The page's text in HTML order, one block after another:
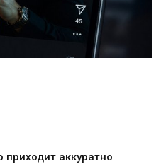
аккуратно